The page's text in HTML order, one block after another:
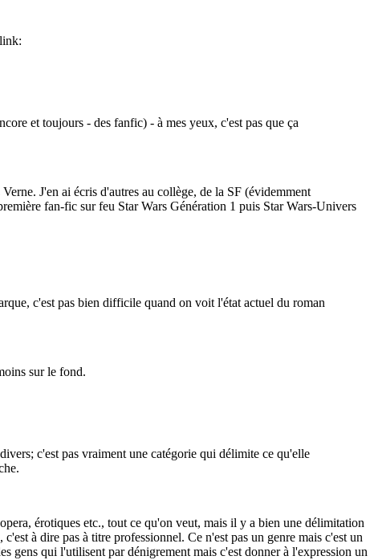
et toujours - des fanfic) - à mes yeux, c'est pas que ça
J'en ai écris d'autres au collège, de la SF (évidemment
fan-fic sur feu Star Wars Génération 1 puis Star Wars-Univers
c'est pas bien difficile quand on voit l'état actuel du roman
sur le fond.
c'est pas vraiment une catégorie qui délimite ce qu'elle
érotiques etc., tout ce qu'on veut, mais il y a bien une délimitation
à dire pas à titre professionnel. Ce n'est pas un genre mais c'est un
gens qui l'utilisent par dénigrement mais c'est donner à l'expression un